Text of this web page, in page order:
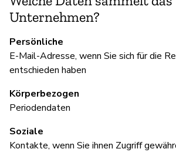
Unternehmen?
Persönliche
E-Mail-Adresse, wenn Sie sich für die
entschieden haben
Körperbezogen
Periodendaten
Soziale
Kontakte, wenn Sie ihnen Zugriff